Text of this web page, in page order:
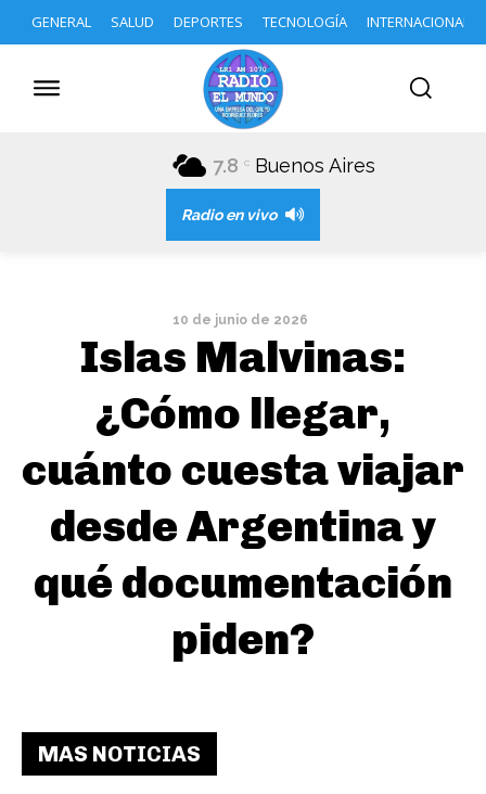
GENERAL SALUD DEPORTES TECNOLOGÍA INTERNACIONAL
7.8 C Buenos Aires
Radio en vivo
10 de junio de 2026
Islas Malvinas:
¿Cómo llegar,
cuánto cuesta viajar
desde Argentina y
qué documentación
piden?
MAS NOTICIAS